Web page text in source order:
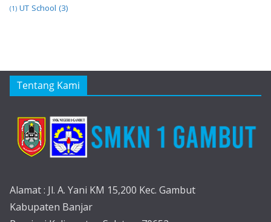
(1) UT School (3)
Tentang Kami
Alamat : Jl. A. Yani KM 15,200 Kec. Gambut
Kabupaten Banjar